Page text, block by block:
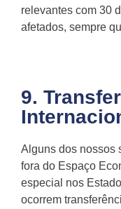
relevantes com 30
afetados, sempre
9.
Alguns dos nossos
fora do Espaço
especial nos
ocorrem